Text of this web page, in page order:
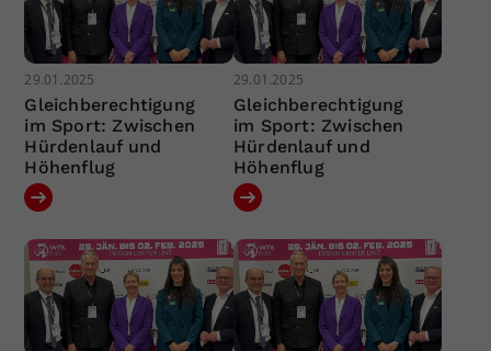
29.01.2025
Gleichberechtigung
im Sport: Zwischen
Hürdenlauf und
Höhenflug
29.01.2025
Gleichberechtigung
im Sport: Zwischen
Hürdenlauf und
Höhenflug